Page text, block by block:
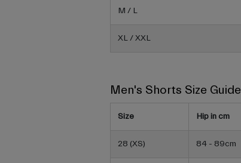
M / L
XL / XXL
Men's Shorts Size Guide
Size Hip in cm
28 (XS) 84 - 89cm